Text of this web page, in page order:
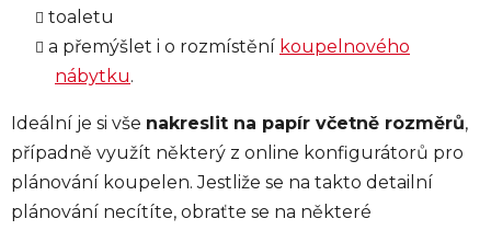
toaletu
a přemýšlet i o rozmístění koupelnového
nábytku.
Ideální je si vše nakreslit na papír včetně rozměrů,
případně využít některý z online konfigurátorů pro
plánování koupelen. Jestliže se na takto detailní
plánování necítíte, obraťte se na některé